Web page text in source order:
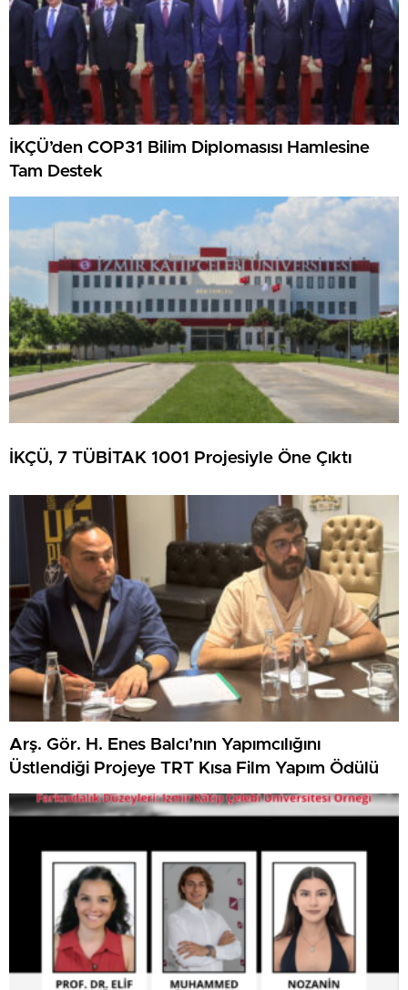
İKÇÜ’den COP31 Bilim Diplomasısı Hamlesine
Tam Destek
İKÇÜ, 7 TÜBİTAK 1001 Projesiyle Öne Çıktı
Arş. Gör. H. Enes Balcı’nın Yapımcılığını
Üstlendiği Projeye TRT Kısa Film Yapım Ödülü